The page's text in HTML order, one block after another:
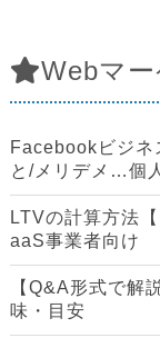
Webマ
Facebookビジネ
と/メリデメ…個
LTVの計算方法
aaS事業者向け
【Q&A形式で解
味・目安